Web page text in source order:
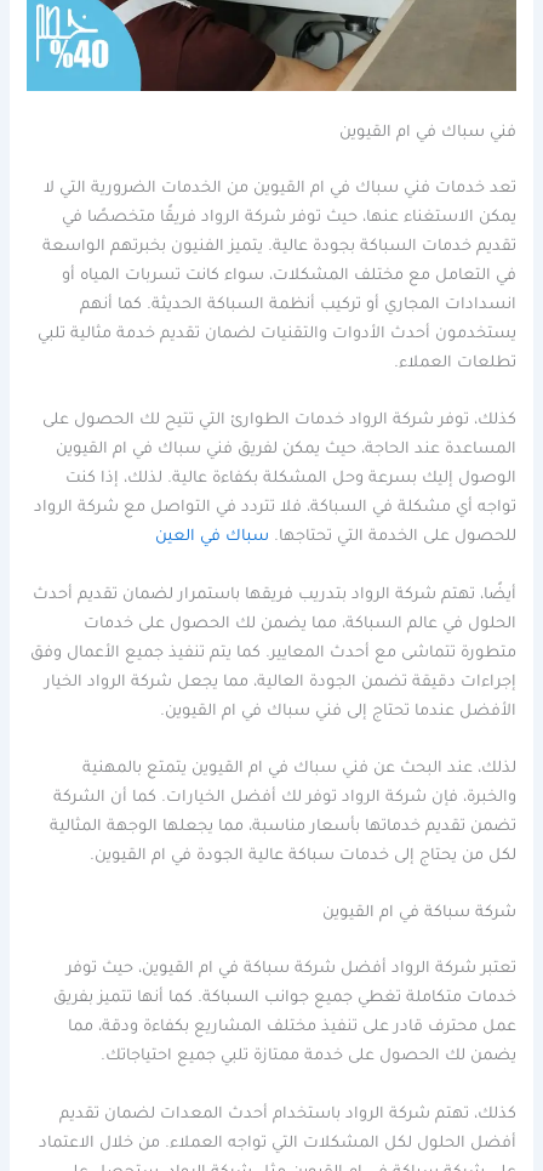
فني سباك في ام القيوين
تعد خدمات فني سباك في ام القيوين من الخدمات الضرورية التي لا
يمكن الاستغناء عنها، حيث توفر شركة الرواد فريقًا متخصصًا في
تقديم خدمات السباكة بجودة عالية. يتميز الفنيون بخبرتهم الواسعة
في التعامل مع مختلف المشكلات، سواء كانت تسربات المياه أو
انسدادات المجاري أو تركيب أنظمة السباكة الحديثة. كما أنهم
يستخدمون أحدث الأدوات والتقنيات لضمان تقديم خدمة مثالية تلبي
تطلعات العملاء.
كذلك، توفر شركة الرواد خدمات الطوارئ التي تتيح لك الحصول على
المساعدة عند الحاجة، حيث يمكن لفريق فني سباك في ام القيوين
الوصول إليك بسرعة وحل المشكلة بكفاءة عالية. لذلك، إذا كنت
تواجه أي مشكلة في السباكة، فلا تتردد في التواصل مع شركة الرواد
للحصول على الخدمة التي تحتاجها. سباك في العين
أيضًا، تهتم شركة الرواد بتدريب فريقها باستمرار لضمان تقديم أحدث
الحلول في عالم السباكة، مما يضمن لك الحصول على خدمات
متطورة تتماشى مع أحدث المعايير. كما يتم تنفيذ جميع الأعمال وفق
إجراءات دقيقة تضمن الجودة العالية، مما يجعل شركة الرواد الخيار
الأفضل عندما تحتاج إلى فني سباك في ام القيوين.
لذلك، عند البحث عن فني سباك في ام القيوين يتمتع بالمهنية
والخبرة، فإن شركة الرواد توفر لك أفضل الخيارات. كما أن الشركة
تضمن تقديم خدماتها بأسعار مناسبة، مما يجعلها الوجهة المثالية
لكل من يحتاج إلى خدمات سباكة عالية الجودة في ام القيوين.
شركة سباكة في ام القيوين
تعتبر شركة الرواد أفضل شركة سباكة في ام القيوين، حيث توفر
خدمات متكاملة تغطي جميع جوانب السباكة. كما أنها تتميز بفريق
عمل محترف قادر على تنفيذ مختلف المشاريع بكفاءة ودقة، مما
يضمن لك الحصول على خدمة ممتازة تلبي جميع احتياجاتك.
كذلك، تهتم شركة الرواد باستخدام أحدث المعدات لضمان تقديم
أفضل الحلول لكل المشكلات التي تواجه العملاء. من خلال الاعتماد